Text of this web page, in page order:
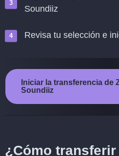
Soundiiz
Revisa tu selección e
Iniciar la transferencia de
Soundiiz
¿Cómo